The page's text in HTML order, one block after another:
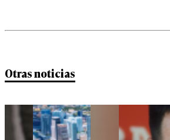
Otras noticias